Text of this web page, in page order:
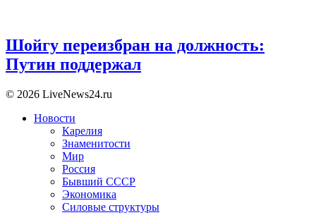
Шойгу переизбран на должность:
Путин поддержал
© 2026 LiveNews24.ru
Новости
Карелия
Знаменитости
Мир
Россия
Бывший СССР
Экономика
Силовые структуры